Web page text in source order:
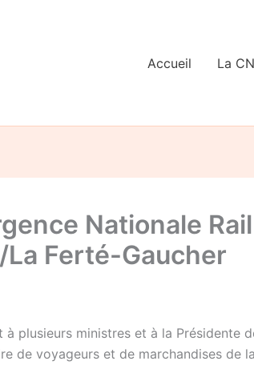
Accueil La
Nationale
Ferté-Gaucher
plusieurs ministres et à la
de voyageurs et de marchandises de